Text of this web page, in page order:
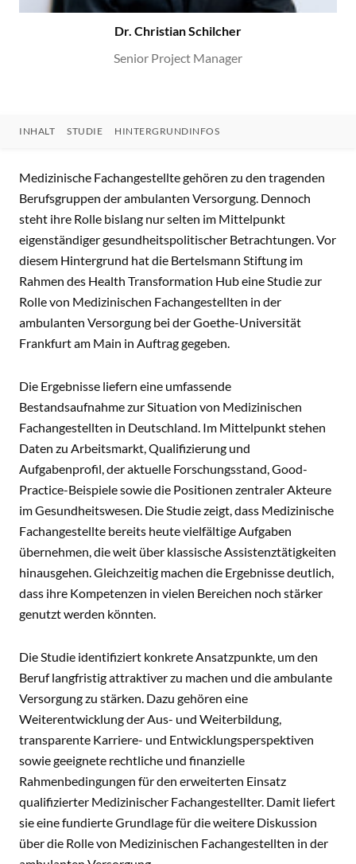
Dr. Christian Schilcher
Senior Project Manager
INHALT STUDIE HINTERGRUNDINFOS
INHALT
Medizinische Fachangestellte gehören zu den tragenden
Berufsgruppen der ambulanten Versorgung. Dennoch
steht ihre Rolle bislang nur selten im Mittelpunkt
eigenständiger gesundheitspolitischer Betrachtungen. Vor
diesem Hintergrund hat die Bertelsmann Stiftung im
Rahmen des Health Transformation Hub eine Studie zur
Rolle von Medizinischen Fachangestellten in der
ambulanten Versorgung bei der Goethe-Universität
Frankfurt am Main in Auftrag gegeben.
Die Ergebnisse liefern eine umfassende
Bestandsaufnahme zur Situation von Medizinischen
Fachangestellten in Deutschland. Im Mittelpunkt stehen
Daten zu Arbeitsmarkt, Qualifizierung und
Aufgabenprofil, der aktuelle Forschungsstand, Good-
Practice-Beispiele sowie die Positionen zentraler Akteure
im Gesundheitswesen. Die Studie zeigt, dass Medizinische
Fachangestellte bereits heute vielfältige Aufgaben
übernehmen, die weit über klassische Assistenztätigkeiten
hinausgehen. Gleichzeitig machen die Ergebnisse deutlich,
dass ihre Kompetenzen in vielen Bereichen noch stärker
genutzt werden könnten.
Die Studie identifiziert konkrete Ansatzpunkte, um den
Beruf langfristig attraktiver zu machen und die ambulante
Versorgung zu stärken. Dazu gehören eine
Weiterentwicklung der Aus- und Weiterbildung,
transparente Karriere- und Entwicklungsperspektiven
sowie geeignete rechtliche und finanzielle
Rahmenbedingungen für den erweiterten Einsatz
qualifizierter Medizinischer Fachangestellter. Damit liefert
sie eine fundierte Grundlage für die weitere Diskussion
über die Rolle von Medizinischen Fachangestellten in der